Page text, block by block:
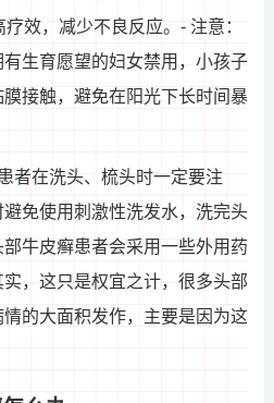
效，减少不良反应。- 注意：
生育愿望的妇女禁用，小孩子
接触，避免在阳光下长时间暴
者在洗头、梳头时一定要注
免使用刺激性洗发水，洗完头
牛皮癣患者会采用一些外用药
，这只是权宜之计，很多头部
的大面积发作，主要是因为这